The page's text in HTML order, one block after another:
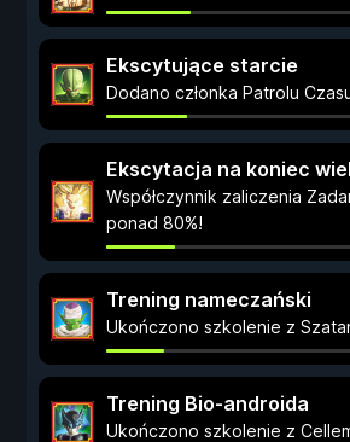
Ekscytujące starcie
Dodano członka Patrolu
Ekscytacja na koniec
Współczynnik zaliczenia
ponad 80%!
Trening nameczański
Ukończono szkolenie z
Trening Bio-androida
Ukończono szkolenie z